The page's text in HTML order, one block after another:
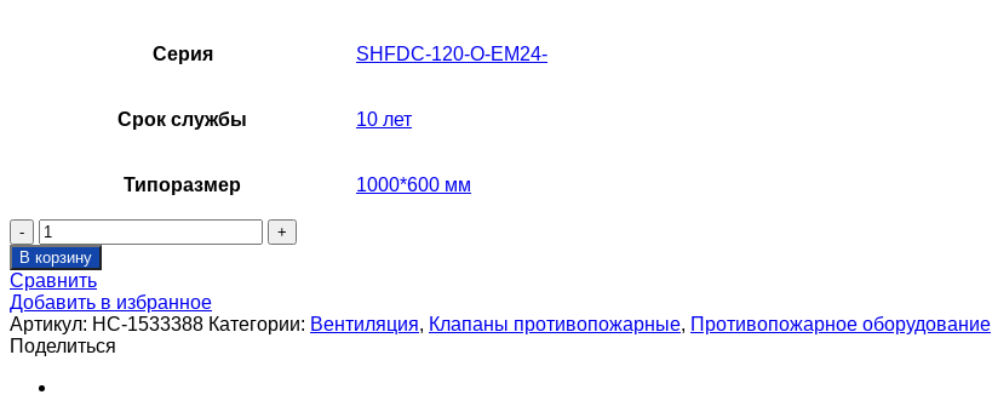
Серия SHFDC-120-O-EM24-
Срок службы 10 лет
Типоразмер 1000*600 мм
Количество
товара
Клапан
противопожарный
SHUFT
SHFDC-
120-
O-
В корзину
Сравнить
Добавить в избранное
Артикул: НС-1533388 Категории: Вентиляция, Клапаны противопожарные, Противопожарное оборудование
Поделиться